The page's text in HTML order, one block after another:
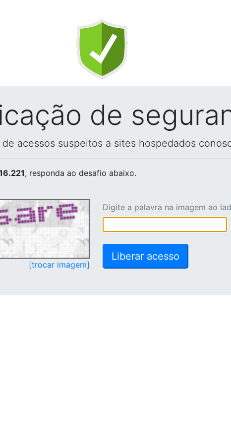
de
acessos suspeitos a sites hospedados
, responda ao desafio abaixo.
[trocar imagem]
Digite a palavra na imagem ao